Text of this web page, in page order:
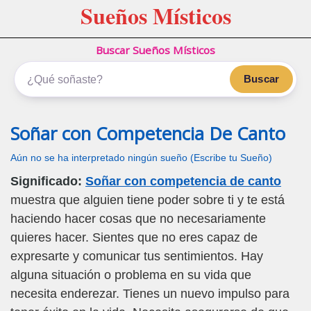
Sueños Místicos
Buscar Sueños Místicos
Buscar
Soñar con Competencia De Canto
Aún no se ha interpretado ningún sueño (Escribe tu Sueño)
Significado: Soñar con competencia de canto
muestra que alguien tiene poder sobre ti y te está
haciendo hacer cosas que no necesariamente
quieres hacer. Sientes que no eres capaz de
expresarte y comunicar tus sentimientos. Hay
alguna situación o problema en su vida que
necesita enderezar. Tienes un nuevo impulso para